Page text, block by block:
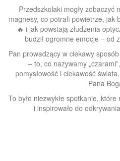
Przedszkolaki mogły zobaczyć
magnesy, co potrafi powietrze, jak
🔥 i jak powstają złudzenia
budził ogromne emocje – od
Pan prowadzący w ciekawy
– to, co nazywamy
pomysłowość i ciekawość
Pana
To było niezwykłe spotkanie,
i inspirowało do